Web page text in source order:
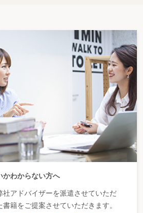
かわからない方へ
社アドバイザーを派遣させていただ
籍をご提案させていただきます。